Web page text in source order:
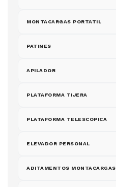
MONTACARGAS PORTATIL
PATINES
APILADOR
PLATAFORMA TIJERA
PLATAFORMA TELESCOPICA
ELEVADOR PERSONAL
ADITAMENTOS MONTACARGAS